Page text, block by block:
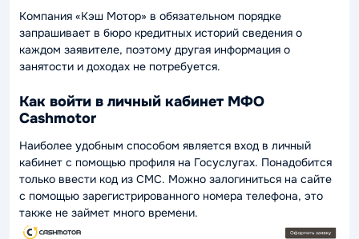
Компания «Кэш Мотор» в обязательном порядке
запрашивает в бюро кредитных историй сведения о
каждом заявителе, поэтому другая информация о
занятости и доходах не потребуется.
Как войти в личный кабинет МФО
Cashmotor
Наиболее удобным способом является вход в личный
кабинет с помощью профиля на Госуслугах. Понадобится
только ввести код из СМС. Можно залогиниться на сайте
с помощью зарегистрированного номера телефона, это
также не займет много времени.